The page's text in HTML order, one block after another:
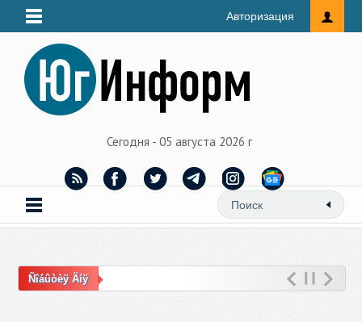
Авторизация
Сегодня - 05 августа 2026 г
Ñîáûòèÿ Äíÿ